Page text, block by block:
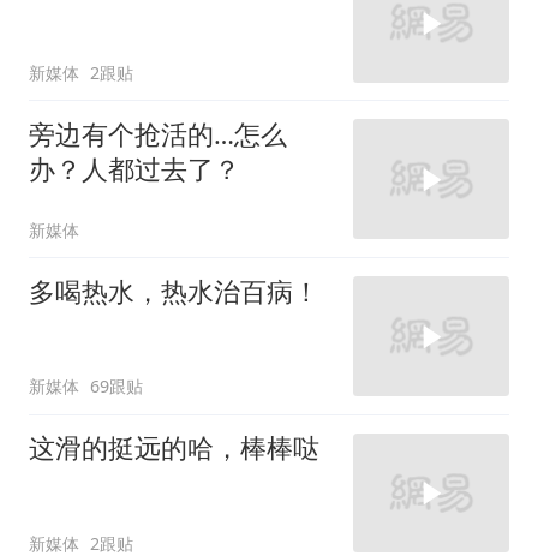
新媒体 2跟贴
旁边有个抢活的…怎么
办？人都过去了？
新媒体
多喝热水，热水治百病！
新媒体 69跟贴
这滑的挺远的哈，棒棒哒
新媒体 2跟贴